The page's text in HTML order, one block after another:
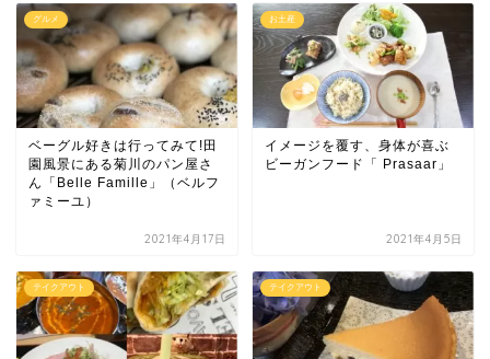
グルメ
ベーグル好きは行ってみて!田
園風景にある菊川のパン屋さ
ん「Belle Famille」（ベルフ
ァミーユ）
2021年4月17日
お土産
イメージを覆す、身体が喜ぶ
ビーガンフード「 Prasaar」
2021年4月5日
テイクアウト テイクアウト